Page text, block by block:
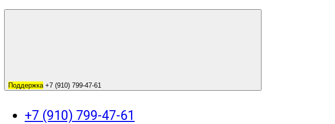
Поддержка +7 (910) 799-47-61
+7 (910) 799-47-61